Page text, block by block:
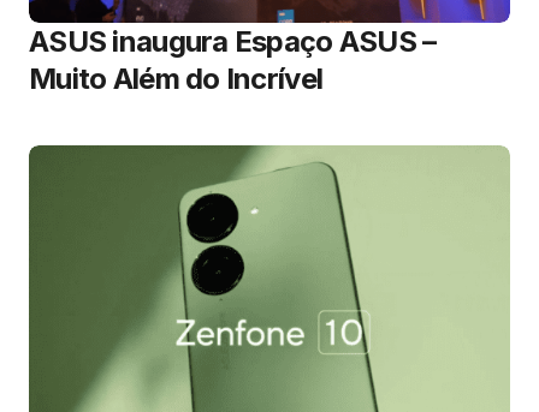
ASUS inaugura Espaço ASUS –
Muito Além do Incrível